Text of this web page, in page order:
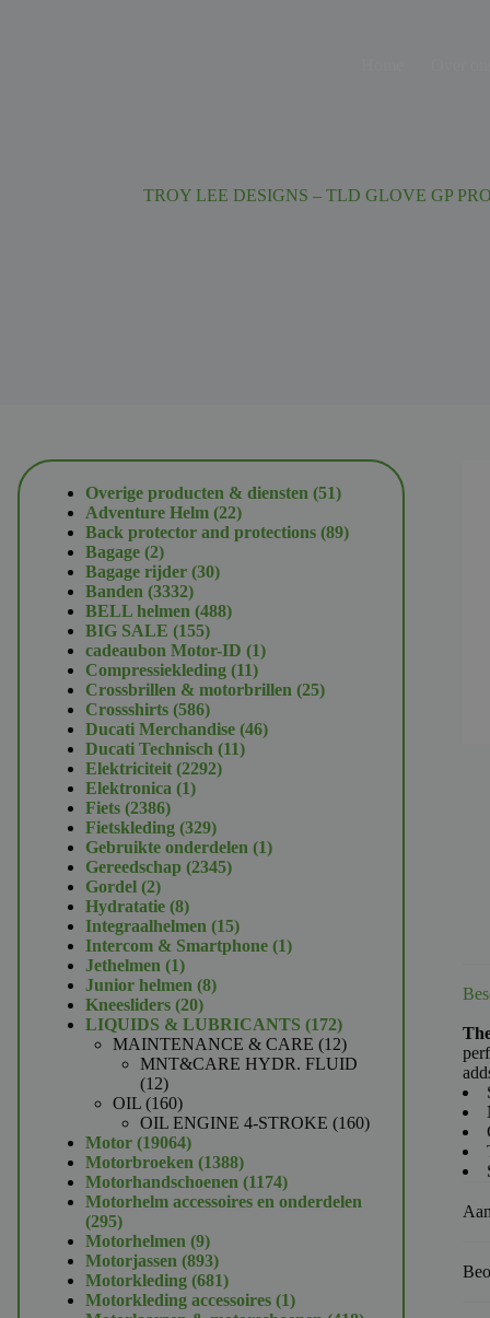
TROY LEE DESIGNS – TLD GLOVE GP
Overige producten & diensten 5151
Adventure Helm 2222
producten
Back protector and protections 8989
Bagage 22
producten
Bagage rijder 3030
Banden 33323332
producten
BELL helmen 488488
BIG SALE 155155
producten
cadeaubon Motor-ID 11
Compressiekleding 1111
producten
Crossbrillen & motorbrillen 2525
Crossshirts 586586
producten
Ducati Merchandise 4646
Ducati Technisch 1111
Elektriciteit 22922292
Elektronica 11
Fiets 23862386
producten
Fietskleding 329329
producten
Gebruikte onderdelen 11
Gereedschap 23452345
Gordel 22
producten
Hydratatie 88
producten
Integraalhelmen 1515
producten
Intercom & Smartphone 11
Jethelmen 11
product
Junior helmen 88
Kneesliders 2020
producten
LIQUIDS & LUBRICANTS 172172
producten
MAINTENANCE & CARE 1212
producten
MNT&CARE HYDR. FLUID
1212
producten
OIL 160160
producten
OIL ENGINE 4-STROKE 160160
Motor 1906419064
producten
Motorbroeken 13881388
producten
Motorhandschoenen 11741174
producten
Motorhelm accessoires en onderdelen
295295
producten
Motorhelmen 99
producten
Motorjassen 893893
producten
Motorkleding 681681
producten
Motorkleding accessoires 11